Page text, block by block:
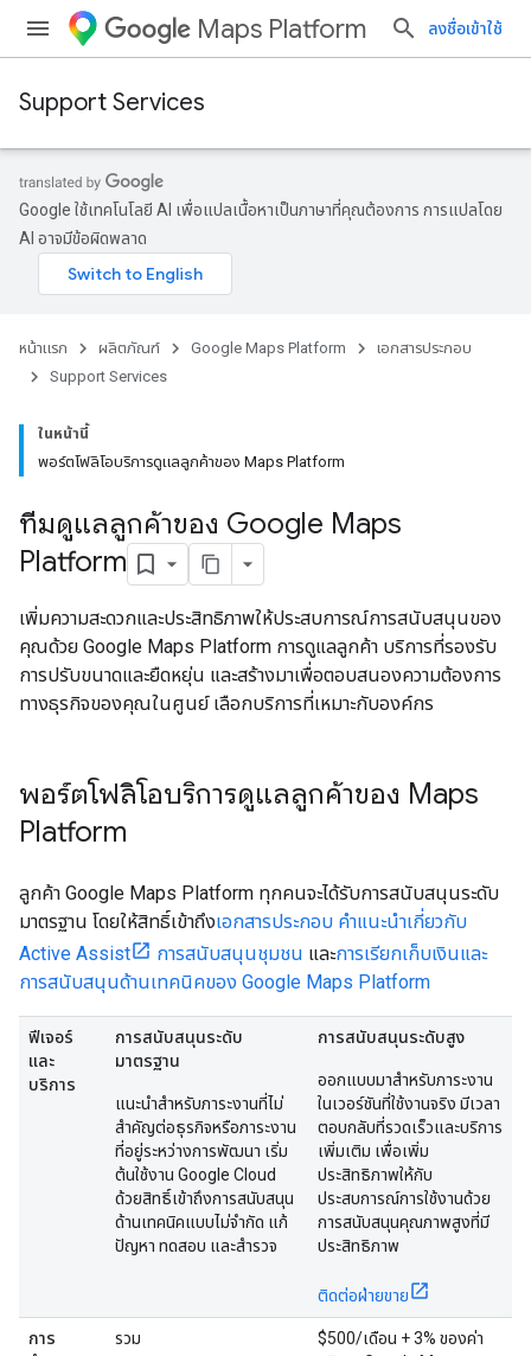
Maps Platform ลงชื่อเข้าใช้
Support Services
Google ใช้เทคโนโลยี AI เพื่อแปลเนื้อหาเป็นภาษาที่คุณต้องการ การแปลโดย
AI อาจมีข้อผิดพลาด
หน้าแรก ผลิตภัณฑ์ Google Maps Platform
เอกสารประกอบ
Support Services
ในหน้านี้
พอร์ตโฟลิโอบริการดูแลลูกค้าของ Maps Platform
ทีมดูแลลูกค้าของ Google Maps
Platform
เพิ่มความสะดวกและประสิทธิภาพให้ประสบการณ์การสนับสนุนของ
คุณด้วย Google Maps Platform การดูแลลูกค้า บริการที่รองรับ
การปรับขนาดและยืดหยุ่น และสร้างมาเพื่อตอบสนองความต้องการ
ทางธุรกิจของคุณในศูนย์ เลือกบริการที่เหมาะกับองค์กร
พอร์ตโฟลิโอบริการดูแลลูกค้าของ Maps
Platform
ลูกค้า Google Maps Platform ทุกคนจะได้รับการสนับสนุนระดับ
มาตรฐาน โดยให้สิทธิ์เข้าถึงเอกสารประกอบ คำแนะนำเกี่ยวกับ
Active Assist
การสนับสนุนชุมชน และการเรียกเก็บเงินและ
การสนับสนุนด้านเทคนิคของ Google Maps Platform
ฟีเจอร์
และ
บริการ
การสนับสนุนระดับ
มาตรฐาน
แนะนำสำหรับภาระงานที่ไม่
สำคัญต่อธุรกิจหรือภาระงาน
ที่อยู่ระหว่างการพัฒนา เริ่ม
ต้นใช้งาน Google Cloud
ด้วยสิทธิ์เข้าถึงการสนับสนุน
ด้านเทคนิคแบบไม่จำกัด แก้
ปัญหา ทดสอบ และสำรวจ
การสนับสนุนระดับสูง
ออกแบบมาสำหรับภาระงาน
ในเวอร์ชันที่ใช้งานจริง มีเวลา
ตอบกลับที่รวดเร็วและบริการ
เพิ่มเติม เพื่อเพิ่ม
ประสิทธิภาพให้กับ
ประสบการณ์การใช้งานด้วย
การสนับสนุนคุณภาพสูงที่มี
ประสิทธิภาพ
ติดต่อฝ่ายขาย
การ
รวม
$500/เดือน + 3% ของค่า